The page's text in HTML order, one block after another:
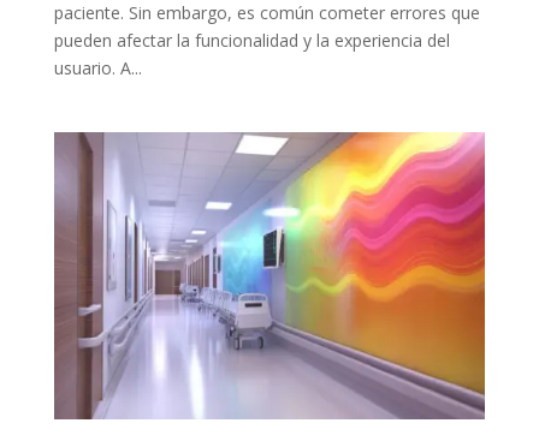
paciente. Sin embargo, es común cometer errores que
pueden afectar la funcionalidad y la experiencia del
usuario. A...